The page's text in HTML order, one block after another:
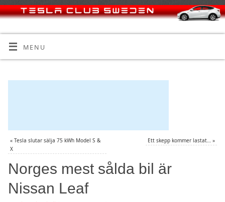
MENU
« Tesla slutar sälja 75 kWh Model S &
X
Ett skepp kommer lastat… »
Norges mest sålda bil är
Nissan Leaf